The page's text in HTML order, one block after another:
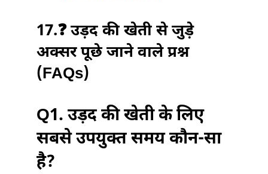
17.❓ उड़द की खेती से जुड़े
अक्सर पूछे जाने वाले प्रश्न
(FAQs)
Q1. उड़द की खेती के लिए
सबसे उपयुक्त समय कौन-सा
है?